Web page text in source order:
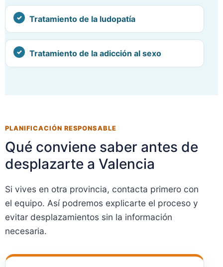
Tratamiento de la ludopatía
Tratamiento de la adicción al sexo
PLANIFICACIÓN RESPONSABLE
Qué conviene saber antes de
desplazarte a Valencia
Si vives en otra provincia, contacta primero con
el equipo. Así podremos explicarte el proceso y
evitar desplazamientos sin la información
necesaria.